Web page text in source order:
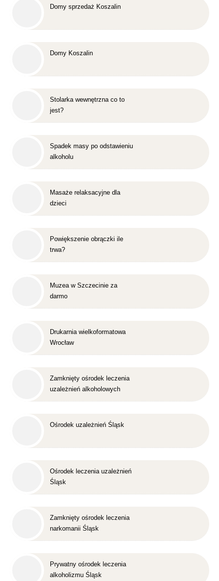
Domy sprzedaż Koszalin
Domy Koszalin
Stolarka wewnętrzna co to
jest?
Spadek masy po odstawieniu
alkoholu
Masaże relaksacyjne dla
dzieci
Powiększenie obrączki ile
trwa?
Muzea w Szczecinie za
darmo
Drukarnia wielkoformatowa
Wrocław
Zamknięty ośrodek leczenia
uzależnień alkoholowych
Ośrodek uzależnień Śląsk
Ośrodek leczenia uzależnień
Śląsk
Zamknięty ośrodek leczenia
narkomanii Śląsk
Prywatny ośrodek leczenia
alkoholizmu Śląsk